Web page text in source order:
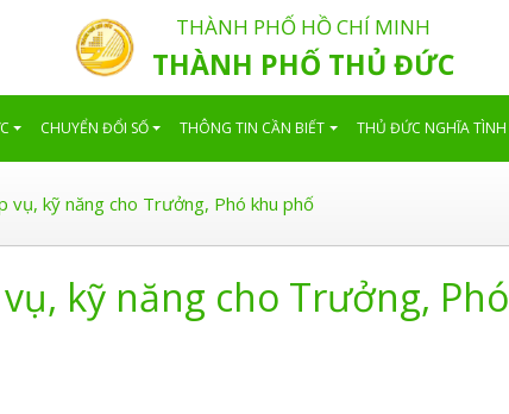
THÀNH PHỐ HỒ CHÍ MINH
THÀNH PHỐ THỦ ĐỨC
CHUYỂN ĐỔI SỐ THÔNG TIN CẦN BIẾT THỦ ĐỨC NGHĨA TÌNH
vụ, kỹ năng cho Trưởng, Phó khu phố
kỹ năng cho Trưởng, Phó